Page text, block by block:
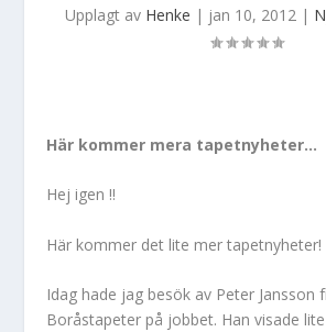
Upplagt av Henke | jan 10, 2012 |
Här kommer mera tapetnyheter…
Hej igen !!
Här kommer det lite mer tapetnyheter!
Idag hade jag besök av Peter Jansson
Boråstapeter på jobbet. Han visade